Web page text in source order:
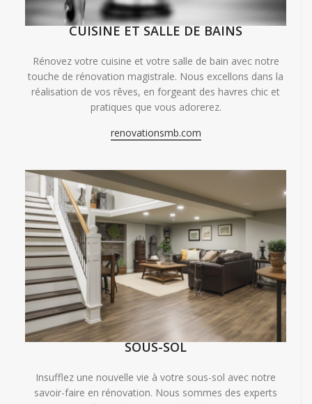
CUISINE ET SALLE DE BAINS
Rénovez votre cuisine et votre salle de bain avec notre
touche de rénovation magistrale. Nous excellons dans la
réalisation de vos rêves, en forgeant des havres chic et
pratiques que vous adorerez.
renovationsmb.com
SOUS-SOL
Insufflez une nouvelle vie à votre sous-sol avec notre
savoir-faire en rénovation. Nous sommes des experts